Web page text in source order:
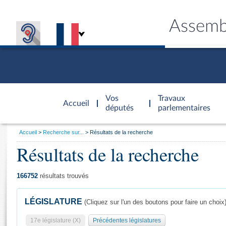
Accueil
d'accueil
Vos
députés
Travaux
parlementaires
Général
Vous
Accueil Recherche sur... Résultats de la recherche
Résultats de la recherche
166752 résultats trouvés
LÉGISLATURE (Cliquez sur l'un des boutons pour faire un choix)
17e législature (X) Précédentes législatures